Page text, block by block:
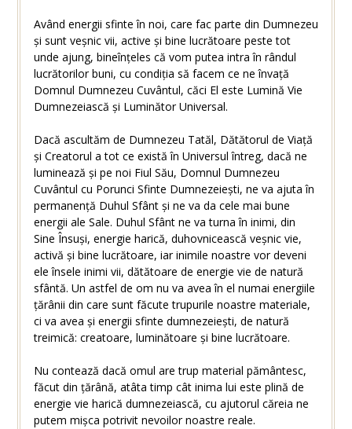
Având energii sfinte în noi, care fac parte din Dumnezeu
și sunt veșnic vii, active și bine lucrătoare peste tot
unde ajung, bineînțeles că vom putea intra în rândul
lucrătorilor buni, cu condiția să facem ce ne învață
Domnul Dumnezeu Cuvântul, căci El este Lumină Vie
Dumnezeiască și Luminător Universal.
Dacă ascultăm de Dumnezeu Tatăl, Dătătorul de Viață
și Creatorul a tot ce există în Universul întreg, dacă ne
luminează și pe noi Fiul Său, Domnul Dumnezeu
Cuvântul cu Porunci Sfinte Dumnezeiești, ne va ajuta în
permanență Duhul Sfânt și ne va da cele mai bune
energii ale Sale. Duhul Sfânt ne va turna în inimi, din
Sine Însuși, energie harică, duhovnicească veșnic vie,
activă și bine lucrătoare, iar inimile noastre vor deveni
ele însele inimi vii, dătătoare de energie vie de natură
sfântă. Un astfel de om nu va avea în el numai energiile
țărânii din care sunt făcute trupurile noastre materiale,
ci va avea și energii sfinte dumnezeiești, de natură
treimică: creatoare, luminătoare și bine lucrătoare.
Nu contează dacă omul are trup material pământesc,
făcut din țărână, atâta timp cât inima lui este plină de
energie vie harică dumnezeiască, cu ajutorul căreia ne
putem mișca potrivit nevoilor noastre reale.